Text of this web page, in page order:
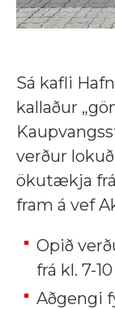
Sá kafli
kallaður
verður
ökutækja
fram á vef
Opið
frá kl. 7-
Aðgengi